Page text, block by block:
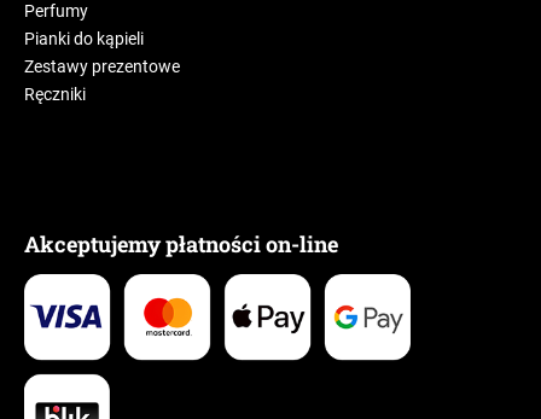
Perfumy
Pianki do kąpieli
Zestawy prezentowe
Ręczniki
Akceptujemy płatności on-line